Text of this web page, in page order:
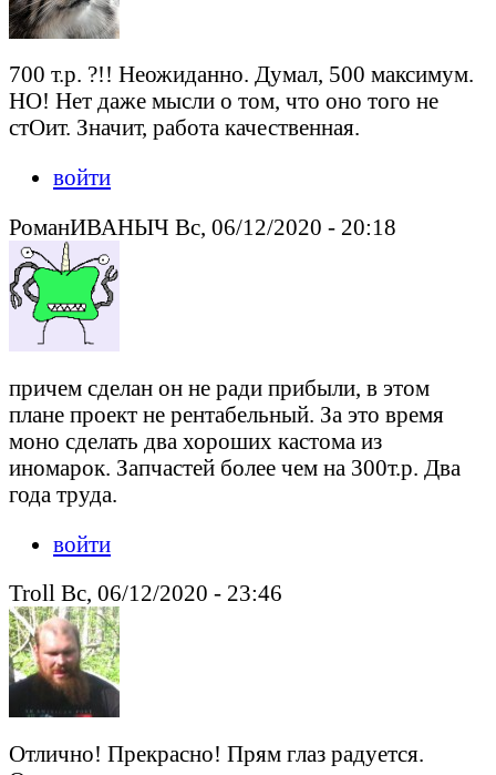
700 т.р. ?!! Неожиданно. Думал, 500 максимум.
НО! Нет даже мысли о том, что оно того не
стОит. Значит, работа качественная.
войти
РоманИВАНЫЧ Вс, 06/12/2020 - 20:18
причем сделан он не ради прибыли, в этом
плане проект не рентабельный. За это время
моно сделать два хороших кастома из
иномарок. Запчастей более чем на 300т.р. Два
года труда.
войти
Troll Вс, 06/12/2020 - 23:46
Отлично! Прекрасно! Прям глаз радуется.